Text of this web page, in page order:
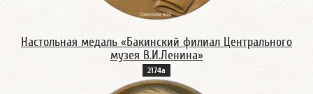
Настольная медаль «Бакинский филиал Центрального
музея В.И.Ленина»
2174а